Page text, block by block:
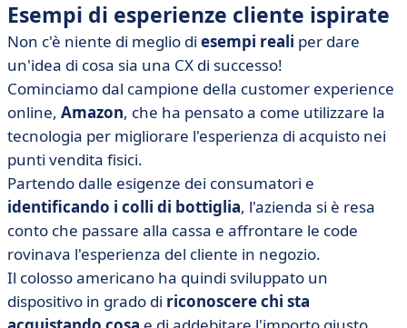
Esempi di esperienze cliente ispirate
Non c'è niente di meglio di esempi reali per dare
un'idea di cosa sia una CX di successo!
Cominciamo dal campione della customer experience
online, Amazon, che ha pensato a come utilizzare la
tecnologia per migliorare l'esperienza di acquisto nei
punti vendita fisici.
Partendo dalle esigenze dei consumatori e
identificando i colli di bottiglia, l'azienda si è resa
conto che passare alla cassa e affrontare le code
rovinava l'esperienza del cliente in negozio.
Il colosso americano ha quindi sviluppato un
dispositivo in grado di riconoscere chi sta